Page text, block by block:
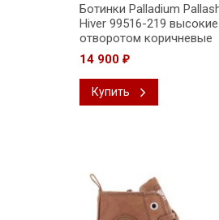
Ботинки Palladium
Hiver 99516-219
отворотом коричневые
14 900 ₽
Купить